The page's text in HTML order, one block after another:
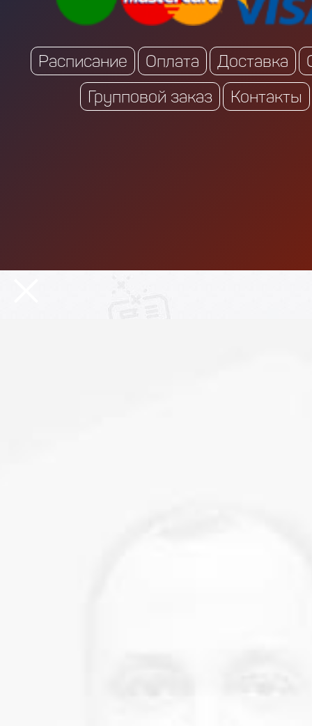
Расписание Оплата Доставка
Групповой заказ
Контакты